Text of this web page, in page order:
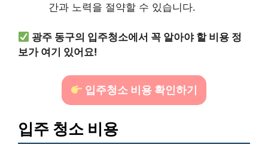
간과 노력을 절약할 수 있습니다.
광주 동구의 입주청소에서 꼭 알아야 할 비용 정
보가 여기 있어요!
입주청소 비용 확인하기
입주 청소 비용